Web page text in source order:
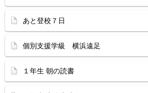
あと登校７日
個別支援学級 横浜遠足
１年生 朝の読書